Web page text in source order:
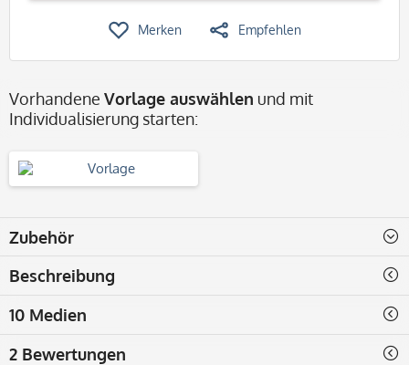
Merken Empfehlen
Vorhandene Vorlage auswählen und mit
Individualisierung starten:
Zubehör
Beschreibung
10 Medien
2 Bewertungen